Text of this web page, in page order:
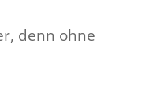
denn ohne